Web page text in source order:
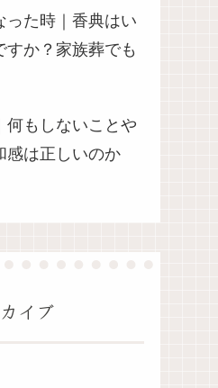
った時｜香典はい
すか？家族葬でも
何もしないことや
感は正しいのか
イブ